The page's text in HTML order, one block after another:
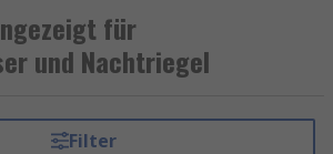
brauchen Sie sich
und können Ihr
Entdecken Sie unser
von RS, um Ihre
für
und Nachtriegel
Filter